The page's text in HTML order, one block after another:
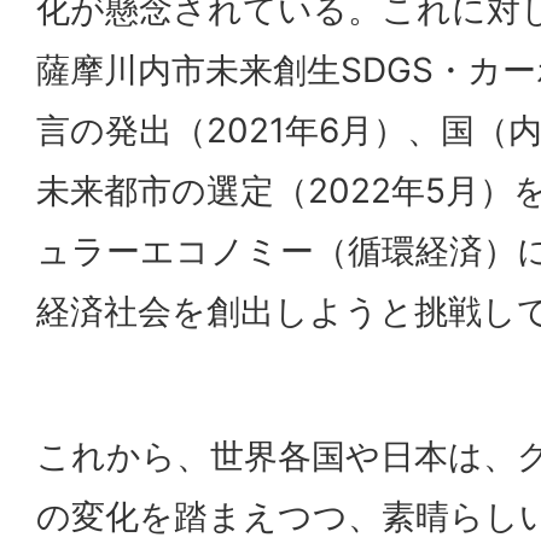
化が懸念されている。これに対
薩摩川内市未来創生SDGS・カ
言の発出（2021年6月）、国（
未来都市の選定（2022年5月）
ュラーエコノミー（循環経済）
経済社会を創出しようと挑戦し
これから、世界各国や日本は、
の変化を踏まえつつ、素晴らし